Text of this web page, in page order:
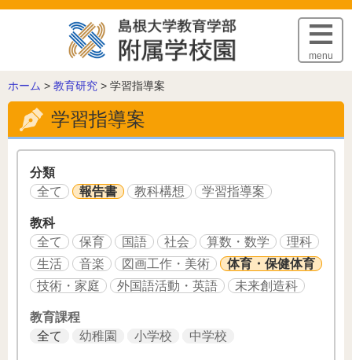
このページの本文へ
menu
こ
の
ー
ジ
ホーム > 教育研究 > 学習指導案
学習指導案
分類
全て
報告書 教科構想 学習指導案
教科
全て
保育 国語 社会 算数・数学
理科
生活
音楽 図画工作・美術
体育・保健体育
技術・家庭
外国語活動・英語 未来創造科
教育課程
全て
幼稚園 小学校 中学校